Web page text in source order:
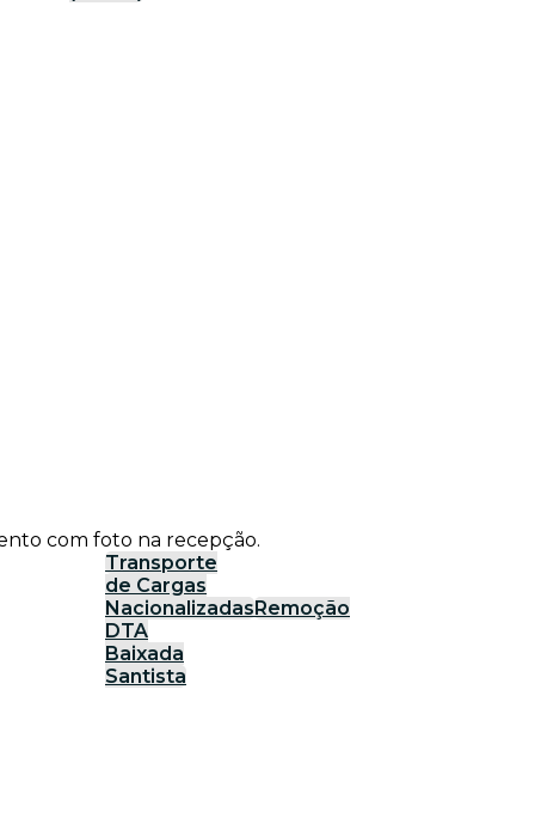
com foto na recepção.
Transporte
de Cargas
Nacionalizadas Remoção
DTA
Baixada
Santista